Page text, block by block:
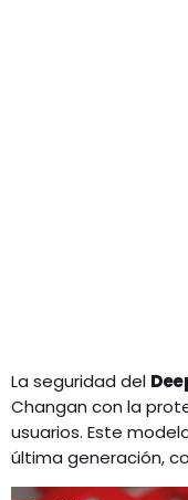
La seguridad del
Changan con la
usuarios. Este
última generación,